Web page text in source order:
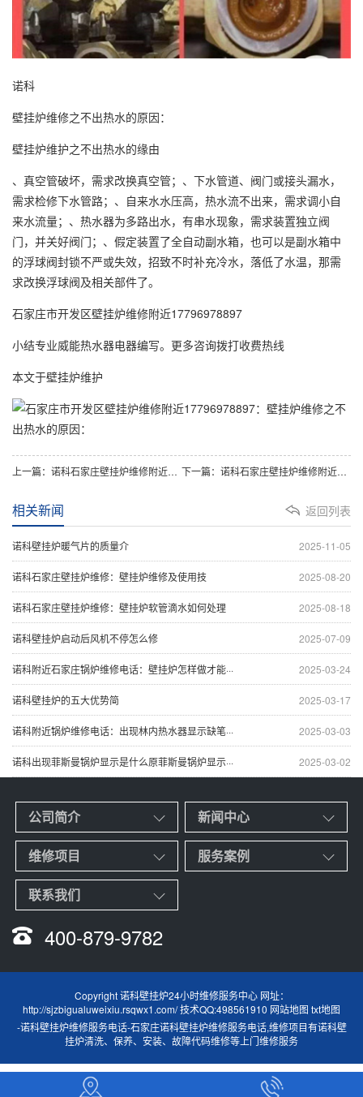
诺科
壁挂炉维修之不出热水的原因：
壁挂炉维护之不出热水的缘由
、真空管破坏，需求改换真空管；、下水管道、阀门或接头漏水，
需求检修下水管路；、自来水水压高，热水流不出来，需求调小自
来水流量；、热水器为多路出水，有串水现象，需求装置独立阀
门，并关好阀门；、假定装置了全自动副水箱，也可以是副水箱中
的浮球阀封锁不严或失效，招致不时补充冷水，落低了水温，那需
求改换浮球阀及相关部件了。
石家庄市开发区壁挂炉维修附近17796978897
小结专业威能热水器电器编写。更多咨询拨打收费热线
本文于壁挂炉维护
上一篇：诺科石家庄壁挂炉维修附近17796978897：壁挂炉维修是如何进行的以及常见的故障代码 下一篇：诺科石家庄壁挂炉维修附近17796978897：壁挂炉水流开关故障维修报价
返回列表
相关新闻
2025-11-05
诺科壁挂炉暖气片的质量介
2025-08-20
诺科石家庄壁挂炉维修：壁挂炉维修及使用技
2025-08-18
诺科石家庄壁挂炉维修：壁挂炉软管滴水如何处理
2025-07-09
诺科壁挂炉启动后风机不停怎么修
2025-03-24
诺科附近石家庄锅炉维修电话：壁挂炉怎样做才能···
2025-03-17
诺科壁挂炉的五大优势简
2025-03-03
诺科附近锅炉维修电话：出现林内热水器显示缺笔···
2025-03-02
诺科出现菲斯曼锅炉显示是什么原菲斯曼锅炉显示···
公司简介 新闻中心
维修项目 服务案例
联系我们
400-879-9782
Copyright 诺科壁挂炉24小时维修服务中心 网址：
http://sjzbigualuweixiu.rsqwx1.com/ 技术QQ:498561910 网站地图 txt地图
-诺科壁挂炉维修服务电话-石家庄诺科壁挂炉维修服务电话,维修项目有诺科壁
挂炉清洗、保养、安装、故障代码维修等上门维修服务